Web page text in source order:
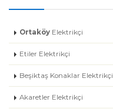
Ortaköy Elektrikçi
Etiler Elektrikçi
Beşiktaş Konaklar Elektrikçi
Akaretler Elektrikçi